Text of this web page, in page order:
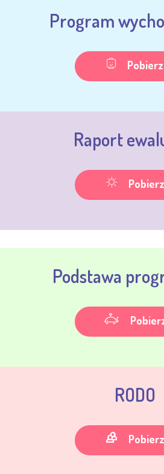
Program
Pobierz
Raport
Pobierz
Podstawa
RODO
Pobierz